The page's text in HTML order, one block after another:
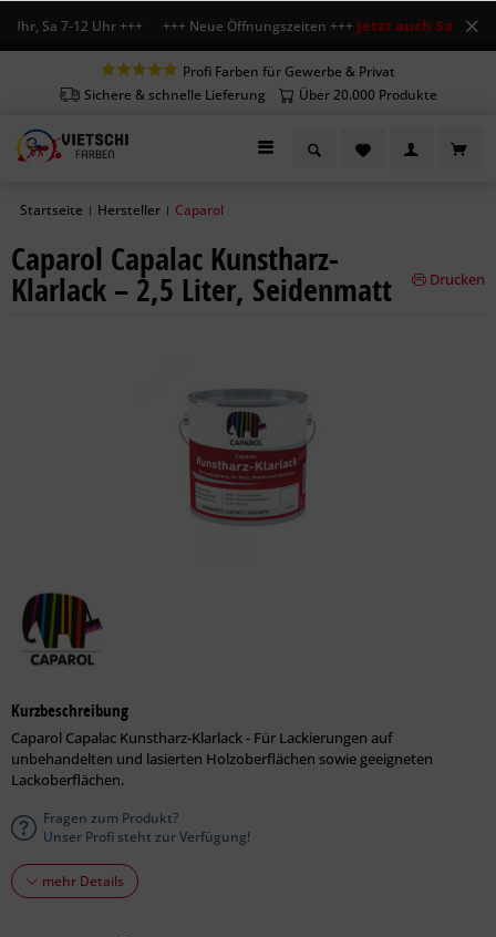
Sa 7-12 Uhr +++ +++ Neue Öffnungszeiten +++Jetzt auch Sa
Profi Farben für Gewerbe & Privat
Sichere & schnelle Lieferung
Über 20.000 Produkte
Startseite | Hersteller | Caparol
Caparol Capalac Kunstharz-
Klarlack – 2,5 Liter, Seidenmatt Drucken
Kurzbeschreibung
Caparol Capalac Kunstharz-Klarlack - Für Lackierungen auf
unbehandelten und lasierten Holzoberflächen sowie geeigneten
Lackoberflächen.
Fragen zum Produkt?
Unser Profi steht zur Verfügung!
mehr Details